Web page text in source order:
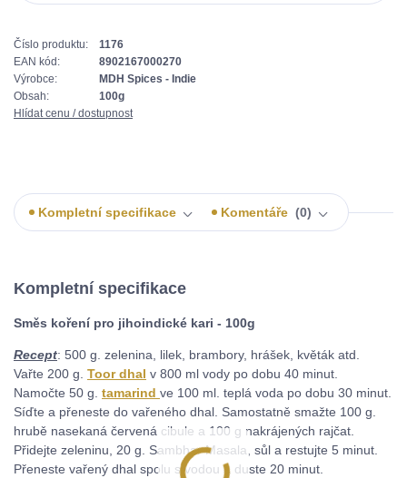
Číslo produktu:
1176
EAN kód:
8902167000270
Výrobce:
MDH Spices - Indie
Obsah:
100g
Hlídat cenu / dostupnost
Kompletní specifikace Komentáře 0
Kompletní specifikace
Směs koření pro jihoindické kari - 100g
Recept: 500 g. zelenina, lilek, brambory, hrášek, květák atd.
Vařte 200 g. Toor dhal v 800 ml vody po dobu 40 minut.
Namočte 50 g. tamarind ve 100 ml. teplá voda po dobu 30 minut.
Síďte a přeneste do vařeného dhal. Samostatně smažte 100 g.
hrubě nasekaná červená cibule a 100 g nakrájených rajčat.
Přidejte zeleninu, 20 g. Sambhar Masala, sůl a restujte 5 minut.
Přeneste vařený dhal spolu s vodou a duste 20 minut.